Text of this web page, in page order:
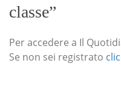
classe”
Per accedere a Il
Se non sei registrato